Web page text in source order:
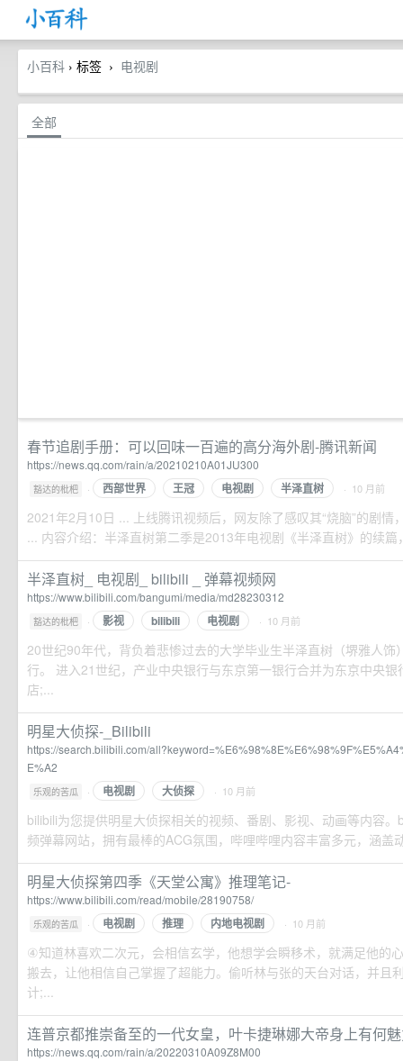
小百科 › 标签 › 电视剧
全部
春节追剧手册：可以回味一百遍的高分海外剧-腾讯新闻
https://news.qq.com/rain/a/20210210A01JU300
豁达的枇杷 · 西部世界 王冠 电视剧 半泽直树 · 10 月前
2021年2月10日 ... 上线腾讯视频后，网友除了感叹其“烧脑”的剧情
... 内容介绍：半泽直树第二季是2013年电视剧《半泽直树》的续篇
半泽直树_ 电视剧_ bilibili _ 弹幕视频网
https://www.bilibili.com/bangumi/media/md28230312
豁达的枇杷 · 影视 bilibili 电视剧 · 10 月前
20世纪90年代，背负着悲惨过去的大学毕业生半泽直树（堺雅人饰
行。 进入21世纪，产业中央银行与东京第一银行合并为东京中央
店;...
明星大侦探-_Bilibili
https://search.bilibili.com/
E%A2
乐观的苦瓜 · 电视剧 大侦探 · 10 月前
bilibili为您提供明星大侦探相关的视频、番剧、影视、动画等内容
频弹幕网站，拥有最棒的ACG氛围，哔哩哔哩内容丰富多元，涵盖
明星大侦探第四季《天堂公寓》推理笔记-
https://www.bilibili.com/read/mobile/28190758/
乐观的苦瓜 · 电视剧 推理 内地电视剧 · 10 月前
④知道林喜欢二次元，会相信玄学，他想学会瞬移术，就满足他的
搬去，让他相信自己掌握了超能力。偷听林与张的天台对话，并且
计;...
连普京都推崇备至的一代女皇，叶卡捷琳娜大帝身上有何
https://news.qq.com/rain/a/20220310A09Z8M00